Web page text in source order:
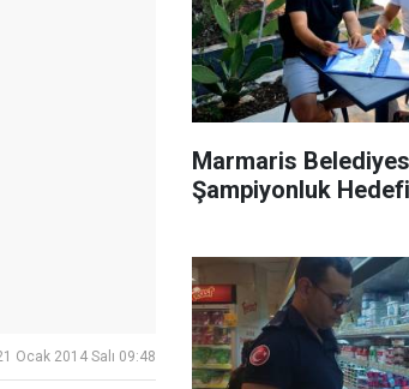
Ocak 2014 Salı 09:48
Marmaris
Şampiyonluk